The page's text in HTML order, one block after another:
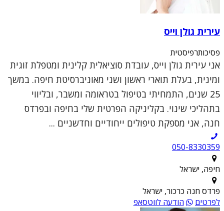
עירית גולן וייס
פסיכותרפיסטית
אני עירית גולן וייס, עובדת סוציאלית קלינית ומטפלת זוגית
ומינית, בעלת תוארי ראשון ושני מאוניברסיטת חיפה. במשך
25 שנים, התמחיתי בטיפול בטראומה ומשבר, ובליווי
בתהליכי שינוי. בקליניקה הפרטית שלי בחיפה ובפרדס
חנה, אני מספקת טיפולים ייחודיים וחדשניים ...
050-8330359
חיפה, ישראל
פרדס חנה כרכור, ישראל
לפרטים
הודעה לווטסאפ